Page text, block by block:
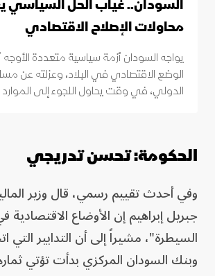
السودان.. غياب الحل السياسي
محاولات الإصلاح الاقتصادي
يواجه السودان أزمة سياسية متعددة
الوضع الاقتصادي في البلاد، وعزلته عن
الدولي، في وقت يحاول اللجوء إلى الموارد
الحكومة: تحسن تدريجي
وفي أحدث تقييم رسمي، قال وزير
جبريل إبراهيم إن الأوضاع
السيطرة"، مشيراً إلى أن التدابير التي
وبنك السودان المركزي بدأت تؤتي